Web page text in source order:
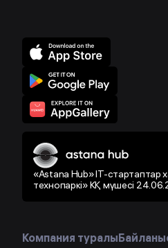
«Astana Hub» IT-стартаптар
технопаркі» КҚ мүшесі
Компания туралы